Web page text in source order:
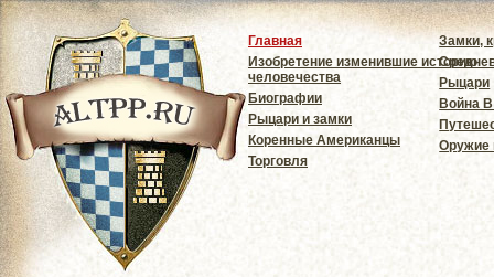
Главная
Изобретение изменившие историю
человечества
Биографии
Рыцари и замки
Коренные Американцы
Торговля
Замки,
Рыцари
Война
Оружие